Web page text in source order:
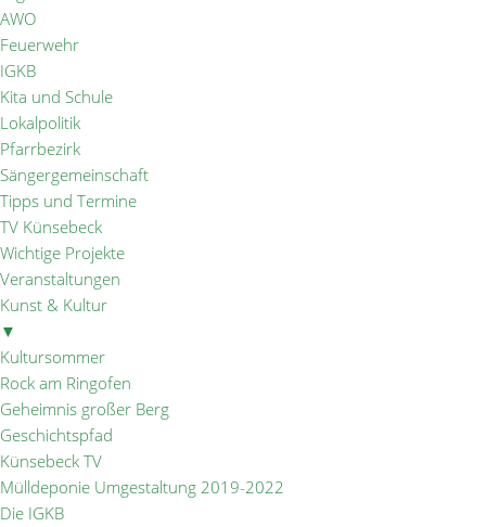
AWO
Feuerwehr
IGKB
Kita und Schule
Lokalpolitik
Pfarrbezirk
Sängergemeinschaft
Tipps und Termine
TV Künsebeck
Wichtige Projekte
Veranstaltungen
Kunst & Kultur
▼
Kultursommer
Rock am Ringofen
Geheimnis großer Berg
Geschichtspfad
Künsebeck TV
Mülldeponie Umgestaltung 2019-2022
Die IGKB